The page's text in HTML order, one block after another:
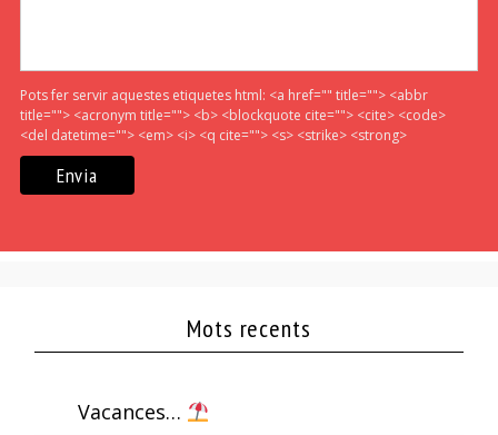
Pots fer servir aquestes etiquetes html: <a href="" title=""> <abbr
title=""> <acronym title=""> <b> <blockquote cite=""> <cite> <code>
<del datetime=""> <em> <i> <q cite=""> <s> <strike> <strong>
Mots recents
Vacances…